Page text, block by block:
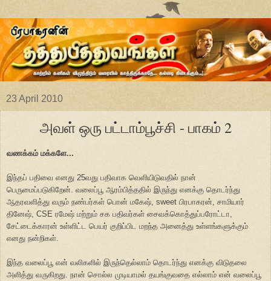
23 April 2010
அவள் ஒரு பட்டாம்பூச்சி - பாகம் 2
வணக்கம் மக்களே...
இந்தப் பதிவை எனது 25வது பதிவாக வெளியிடுவதில் நான்
பெருமைப்படுகிறேன். வலைப்பூ ஆரம்பித்ததில் இருந்து எனக்கு தொடர்ந்து
ஆதரவளித்து வரும் நண்பர்கள் பொன் மகேஷ், sweet பிரபாகரன், சாமியார்
தினேஷ், CSE ரமேஷ் மற்றும் சக பதிவர்கள் சைவக்கொத்துப்பரோட்டா,
சேட்டைக்காரன் உள்ளிட்ட பெயர் குறிப்பிட மறந்த அனைத்து உள்ளங்களுக்கும்
எனது நன்றிகள்.
இந்த வலைப்பூ என் வலிகளில் இருந்தெல்லாம் தொடர்ந்து எனக்கு விடுதலை
அளித்து வருகிறது. நான் சொல்ல முடியாமல் தயங்குவதை எல்லாம் என் வலைப்பூ